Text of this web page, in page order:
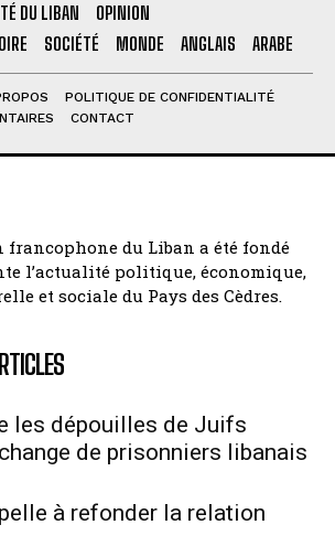
DU LIBAN
OPINION
SOCIÉTÉ MONDE ANGLAIS ARABE
POLITIQUE DE CONFIDENTIALITÉ
CONTACT
francophone du Liban a été fondé
l’actualité politique, économique,
et sociale du Pays des Cèdres.
les dépouilles de Juifs
de prisonniers libanais
à refonder la relation